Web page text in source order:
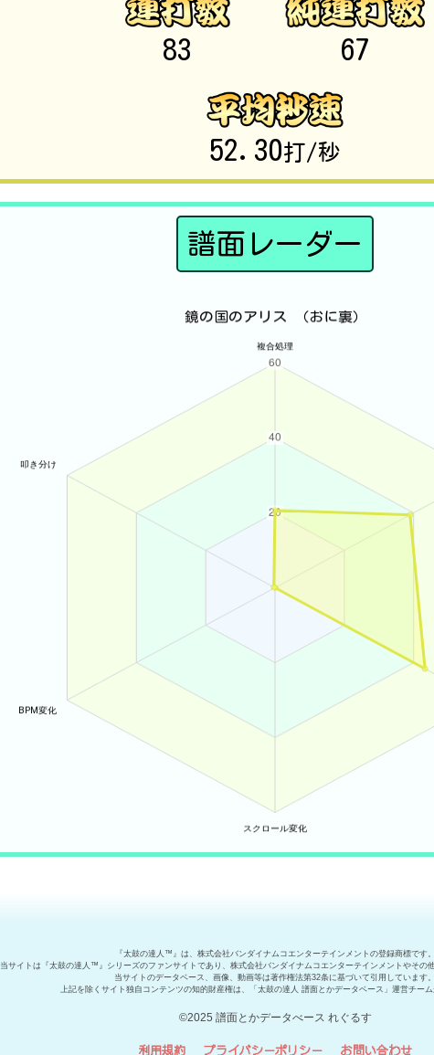
83 67
52.30打/秒
譜面レーダー
『太鼓の達人™』は、株式会社バンダイナムコエンターテインメントの登録商標です。
当サイトは『太鼓の達人™』シリーズのファンサイトであり、株式会社バンダイナムコエンターテインメントやその
当サイトのデータベース、画像、動画等は著作権法第32条に基づいて引用しています。
上記を除くサイト独自コンテンツの知的財産権は、「太鼓の達人 譜面とかデータベース」運営チーム
©2025 譜面とかデータべース れぐるす
利用規約 プライバシーポリシー お問い合わせ